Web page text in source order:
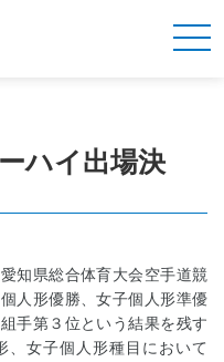
ハイ出場決
知県総合体育大会空手道競
人形優勝、女子個人形準優
手第３位という結果を残す
、女子個人形種目において